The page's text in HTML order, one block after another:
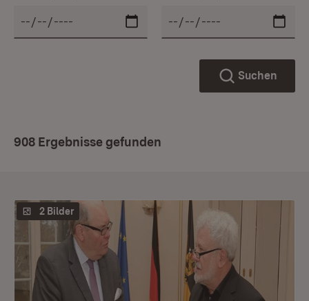
Suchen
908 Ergebnisse gefunden
2 Bilder